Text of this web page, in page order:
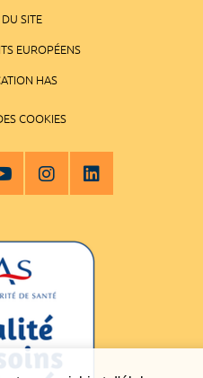
SITE
EUROPÉENS
HAS
COOKIES